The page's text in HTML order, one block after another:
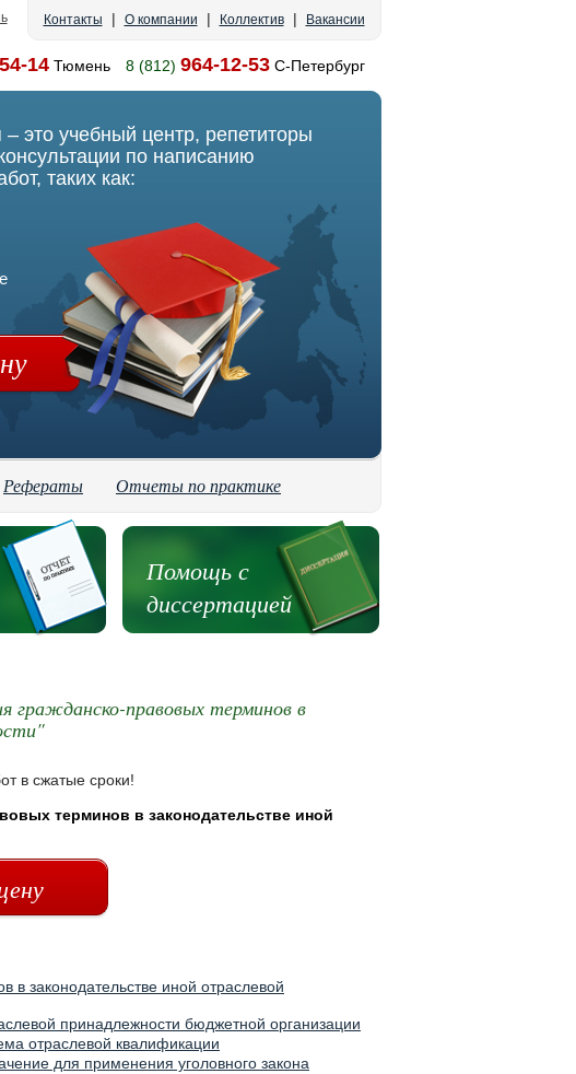
Контакты | О компании | Коллектив| Вакансии
14Тюмень 8 (812) 964-12-53С-Петербург
это учебный центр, репетиторы
по написанию
таких как:
Рефераты Отчеты по практике
Помощь с
диссертацией
гражданско-правовых терминов в
в сжатые сроки!
терминов в законодательстве иной
законодательстве иной отраслевой
принадлежности бюджетной организации
отраслевой квалификации
для применения уголовного закона